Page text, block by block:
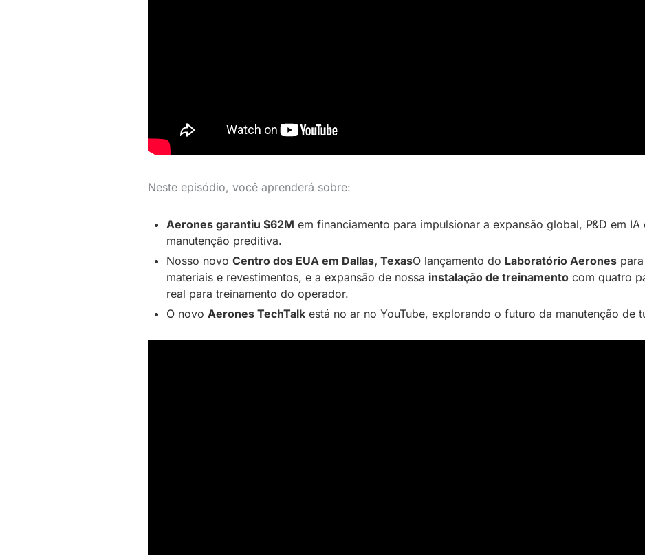
Neste episódio, você aprenderá sobre:
Aerones garantiu $62M em financiamento para impulsionar a expansão global, P&D em
manutenção preditiva.
Nosso novo Centro dos EUA em Dallas, TexasO lançamento do Laboratório Aeronespara
materiais e revestimentos, e a expansão de nossa instalação de treinamentocom quatro
real para treinamento do operador.
O novo Aerones TechTalkestá no ar no YouTube, explorando o futuro da manutenção de